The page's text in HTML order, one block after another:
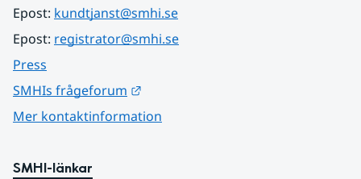
Epost: kundtjanst@smhi.se
Epost: registrator@smhi.se
Press
SMHIs frågeforum
Mer kontaktinformation
SMHI-länkar